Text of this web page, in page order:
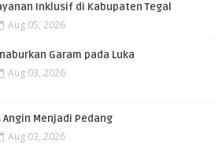
Inklusif di Kabupaten Tegal
Aug 05, 2026
Garam pada Luka
Aug 03, 2026
Angin Menjadi Pedang
Aug 03, 2026